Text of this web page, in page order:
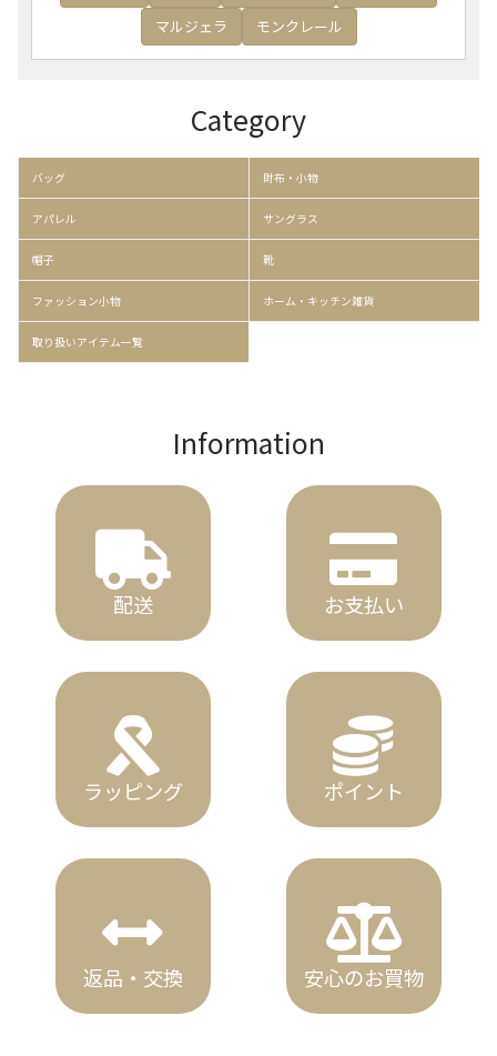
マルジェラ
モンクレール
Category
バッグ 財布・小物
アパレル サングラス
帽子 靴
ファッション小物 ホーム・キッチン雑貨
取り扱いアイテム一覧
Information
配送 お支払い
ラッピング ポイント
返品・交換 安心のお買物